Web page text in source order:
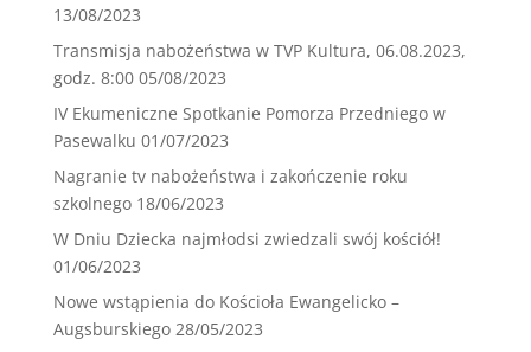
13/08/2023
Transmisja nabożeństwa w TVP Kultura, 06.08.2023,
godz. 8:00 05/08/2023
IV Ekumeniczne Spotkanie Pomorza Przedniego w
Pasewalku 01/07/2023
Nagranie tv nabożeństwa i zakończenie roku
szkolnego 18/06/2023
W Dniu Dziecka najmłodsi zwiedzali swój kościół!
01/06/2023
Nowe wstąpienia do Kościoła Ewangelicko –
Augsburskiego 28/05/2023